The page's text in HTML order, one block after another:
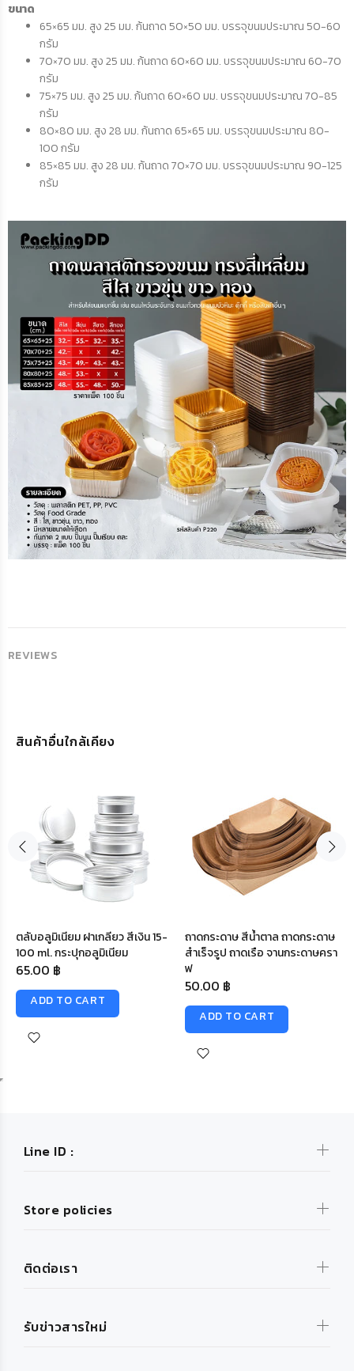
ขนาด
65×65 มม. สูง 25 มม. ก้นถาด 50×50 มม. บรรจุขนมประมาณ 50-60
กรัม
70×70 มม. สูง 25 มม. ก้นถาด 60×60 มม. บรรจุขนมประมาณ 60-70
กรัม
75×75 มม. สูง 25 มม. ก้นถาด 60×60 มม. บรรจุขนมประมาณ 70-85
กรัม
80×80 มม. สูง 28 มม. ก้นถาด 65×65 มม. บรรจุขนมประมาณ 80-
100 กรัม
85×85 มม. สูง 28 มม. ก้นถาด 70×70 มม. บรรจุขนมประมาณ 90-125
กรัม
REVIEWS
สินค้าอื่นใกล้เคียง
ตลับอลูมิเนียม ฝาเกลียว สีเงิน 15-
100 ml. กระปุกอลูมิเนียม
65.00 ฿
ADD TO CART
ถาดกระดาษ สีน้ำตาล ถาดกระดาษ
สำเร็จรูป ถาดเรือ จานกระดาษครา
ฟ
50.00 ฿
ADD TO CART
Line ID :
Store policies
ติดต่อเรา
รับข่าวสารใหม่